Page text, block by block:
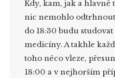
Kdy, kam, jak a hlavně
nic nemohlo
do 18:30 budu
medicíny. A takhle
toho něco vleze,
18:00 a v nejhorším